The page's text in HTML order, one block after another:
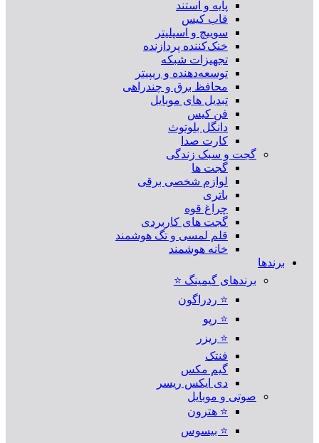
پایه و استند
قاب کیس
سوییچ و اسپلیتر
خنک‌کننده پردازنده
تجهیزات شبکه
توسعه‌دهنده و ریپیتر
محافظ برق و چندراهی
تبدیل های موبایل
فن کیس
دانگل بلوتوث
کارت صدا
گجت و سبک زندگی
گجت ها
لوازم شخصی برقی
باتری
چراغ قوه
گجت های کاربردی
قلم لمسی و تگ هوشمند
خانه هوشمند
برندها
برندهای گیمینگ ⭐
⭐ ردراگون
⭐ رپو
⭐ ریزر
فنتک
گیم مکس
دی ایکس ریسر
صوتی و موبایل
⭐ هترون
⭐ بیسوس